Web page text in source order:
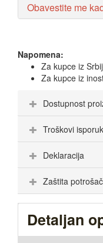
Obavestite me
Napomena:
Za kupce iz
Za kupce iz
Dostupnost
Troškovi
Deklaracija
Zaštita
Detaljan